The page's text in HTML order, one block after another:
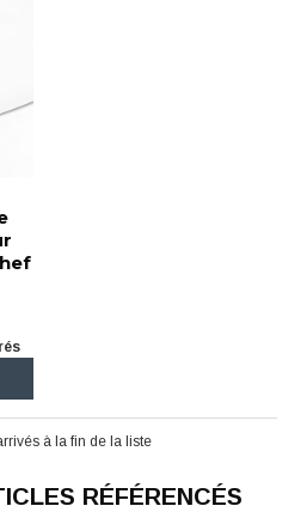
à la fin de la liste
RÉFÉRENCÉS